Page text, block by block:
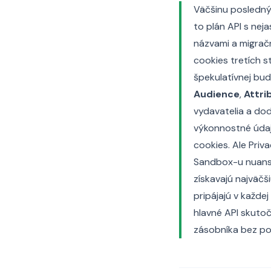
Väčšinu
to plán API s
názvami a
cookies tretích
špekulatívnej
Audience,
vydavatelia a
výkonnostné
cookies. Ale
Sandbox-u
získavajú
pripájajú v
hlavné API
zásobníka bez